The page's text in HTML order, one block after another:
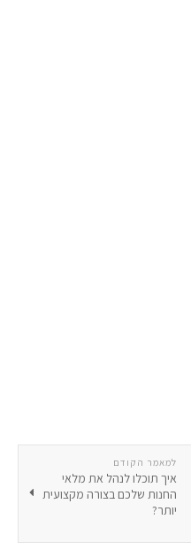
למאמר הקודם
איך תוכלו לנהל את מלאי
החנות שלכם בצורה מקצועית
יותר?